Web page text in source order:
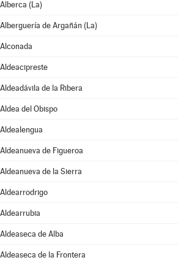
Alberca (La)
Alberguería de Argañán (La)
Alconada
Aldeacipreste
Aldeadávila de la Ribera
Aldea del Obispo
Aldealengua
Aldeanueva de Figueroa
Aldeanueva de la Sierra
Aldearrodrigo
Aldearrubia
Aldeaseca de Alba
Aldeaseca de la Frontera